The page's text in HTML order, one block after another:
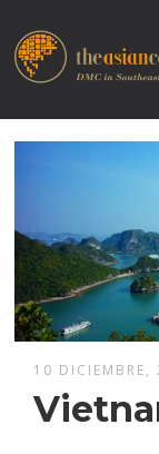
10 DICIEMBRE,